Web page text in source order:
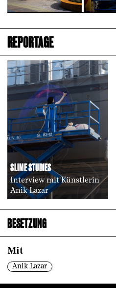
REPORTAGE
SLIME STUDIES
Interview mit Künstlerin
Anik Lazar
BESETZUNG
Mit
Anik Lazar